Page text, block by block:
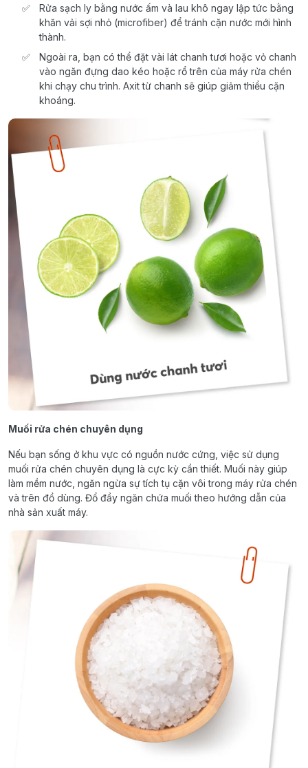
Rửa sạch ly bằng nước ấm và lau khô ngay lập tức bằng
khăn vải sợi nhỏ (microfiber) để tránh cặn nước mới hình
thành.
Ngoài ra, bạn có thể đặt vài lát chanh tươi hoặc vỏ chanh
vào ngăn đựng dao kéo hoặc rổ trên của máy rửa chén
khi chạy chu trình. Axit từ chanh sẽ giúp giảm thiểu cặn
khoáng.
Muối rửa chén chuyên dụng
Nếu bạn sống ở khu vực có nguồn nước cứng, việc sử dụng
muối rửa chén chuyên dụng là cực kỳ cần thiết. Muối này giúp
làm mềm nước, ngăn ngừa sự tích tụ cặn vôi trong máy rửa chén
và trên đồ dùng. Đổ đầy ngăn chứa muối theo hướng dẫn của
nhà sản xuất máy.